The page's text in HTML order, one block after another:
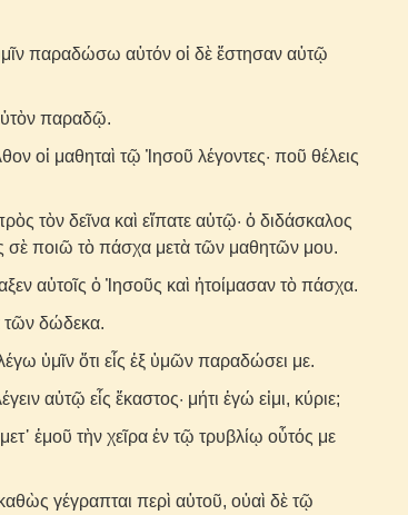
ὑμῖν παραδώσω αὐτόν οἱ δὲ ἔστησαν αὐτῷ
αὐτὸν παραδῷ.
οἱ μαθηταὶ τῷ Ἰησοῦ λέγοντες· ποῦ θέλεις
τὸν δεῖνα καὶ εἴπατε αὐτῷ· ὁ διδάσκαλος
σὲ ποιῶ τὸ πάσχα μετὰ τῶν μαθητῶν μου.
αὐτοῖς ὁ Ἰησοῦς καὶ ἡτοίμασαν τὸ πάσχα.
τῶν δώδεκα.
ὑμῖν ὅτι εἷς ἐξ ὑμῶν παραδώσει με.
αὐτῷ εἷς ἕκαστος· μήτι ἐγώ εἰμι, κύριε;
ἐμοῦ τὴν χεῖρα ἐν τῷ τρυβλίῳ οὗτός με
γέγραπται περὶ αὐτοῦ, οὐαὶ δὲ τῷ